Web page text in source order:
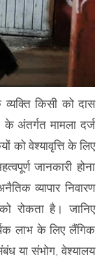
किसी को दास
अंतर्गत मामला दर्ज
को वेश्यावृत्ति के लिए
जानकारी होना
व्यापार निवारण
रोकता है। जानिए
लाभ के लिए लैंगिक
या संभोग, वेश्यालय